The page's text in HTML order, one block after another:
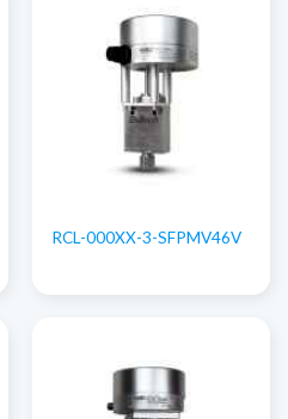
RCL-000XX-3-SFPMV46V